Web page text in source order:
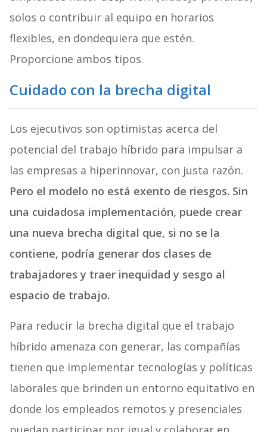
solos o contribuir al equipo en horarios
flexibles, en dondequiera que estén.
Proporcione ambos tipos.
Cuidado con la brecha digital
Los ejecutivos son optimistas acerca del
potencial del trabajo híbrido para impulsar a
las empresas a hiperinnovar, con justa razón.
Pero el modelo no está exento de riesgos. Sin
una cuidadosa implementación, puede crear
una nueva brecha digital que, si no se la
contiene, podría generar dos clases de
trabajadores y traer inequidad y sesgo al
espacio de trabajo.
Para reducir la brecha digital que el trabajo
híbrido amenaza con generar, las compañías
tienen que implementar tecnologías y políticas
laborales que brinden un entorno equitativo en
donde los empleados remotos y presenciales